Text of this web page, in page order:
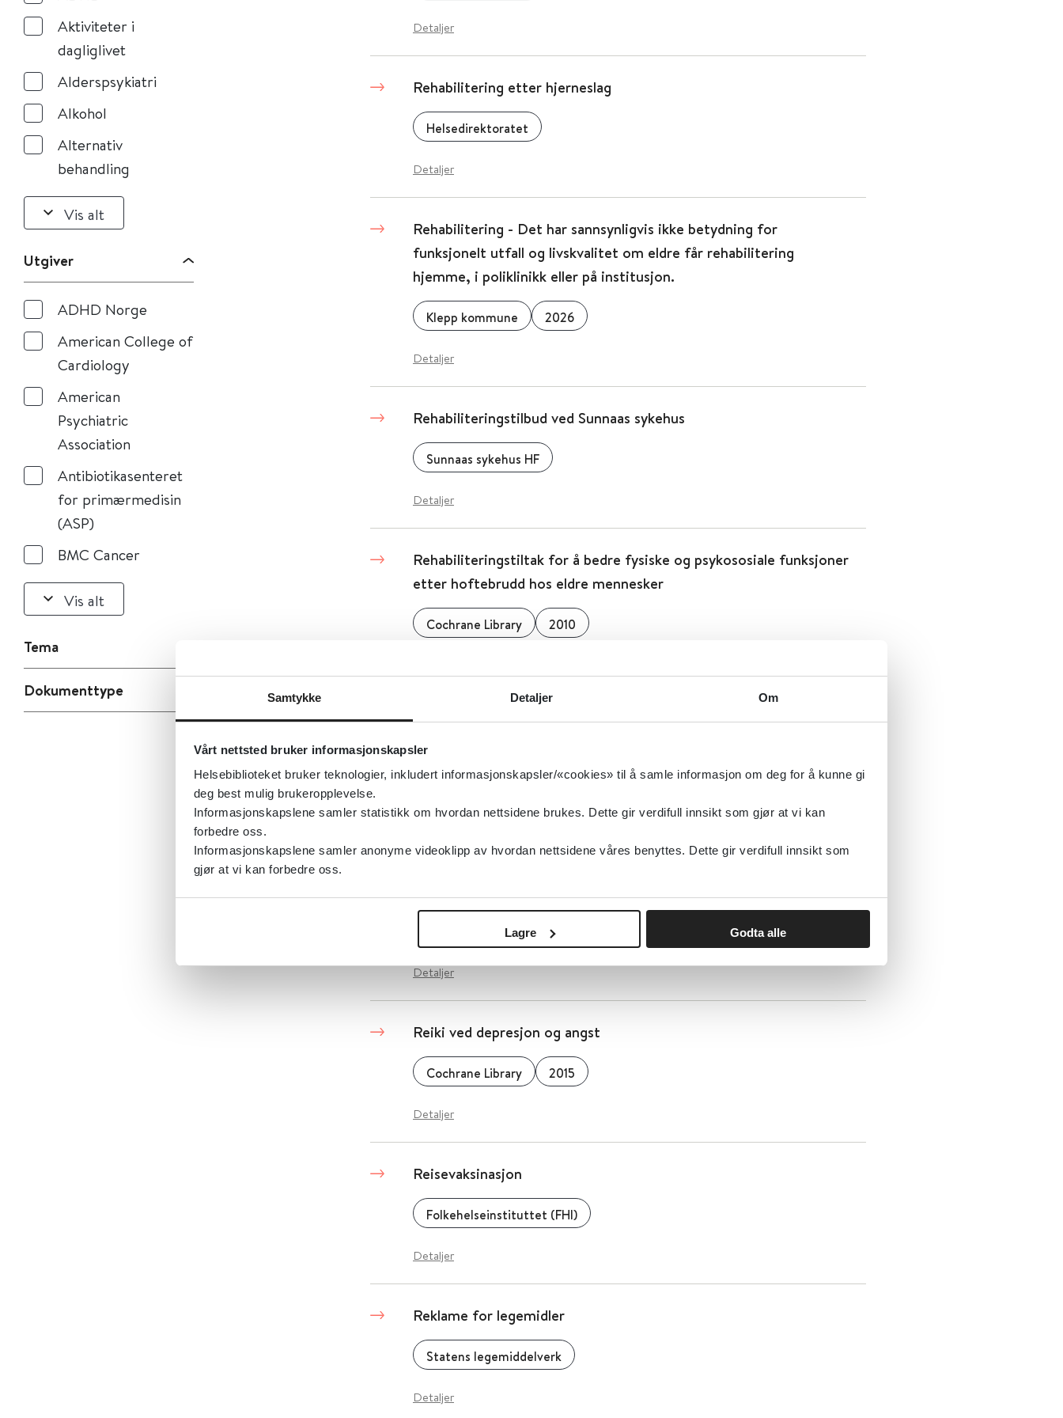
Samtykke Detaljer Om
Vårt nettsted bruker informasjonskapsler
Helsebiblioteket bruker teknologier, inkludert informasjonskapsler/«cookies» til å samle informasjon om deg for å kunne gi
deg best mulig brukeropplevelse.
Informasjonskapslene samler statistikk om hvordan nettsidene brukes. Dette gir verdifull innsikt som gjør at vi kan
forbedre oss.
Informasjonskapslene samler anonyme videoklipp av hvordan nettsidene våres benyttes. Dette gir verdifull innsikt som
gjør at vi kan forbedre oss.
Lagre Godta alle
Aktiviteter i
dagliglivet
Alderspsykiatri
Alkohol
Alternativ
behandling
Vis alt
Utgiver
ADHD Norge
American College of
Cardiology
American
Psychiatric
Association
Antibiotikasenteret
for primærmedisin
(ASP)
BMC Cancer
Vis alt
Tema
Dokumenttype
Detaljer
Rehabilitering etter hjerneslag
Helsedirektoratet
Detaljer
Rehabilitering - Det har sannsynligvis ikke betydning for
funksjonelt utfall og livskvalitet om eldre får rehabilitering
hjemme, i poliklinikk eller på institusjon.
Klepp kommune 2026
Detaljer
Rehabiliteringstilbud ved Sunnaas sykehus
Sunnaas sykehus HF
Detaljer
Rehabiliteringstiltak for å bedre fysiske og psykososiale funksjoner
etter hoftebrudd hos eldre mennesker
Cochrane Library 2010
Rehabiliteringstiltak for å støtte tilbakeføring til arbeid for kvinner
med brystkreft: En systematisk oversikt og meta-analyse
Helsedirektoratet
Detaljer
Reiki ved depresjon og angst
Cochrane Library 2015
Detaljer
Reisevaksinasjon
Folkehelseinstituttet (FHI)
Detaljer
Reklame for legemidler
Statens legemiddelverk
Detaljer